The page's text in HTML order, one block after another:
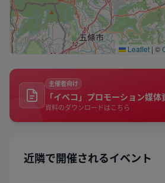
Leaflet | ©
主催者向け
「イベコ」プロモーション媒体
資料のダウンロードはこちら
近隣で開催されるイベント